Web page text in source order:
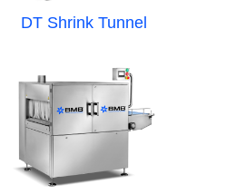
DT Shrink Tunnel